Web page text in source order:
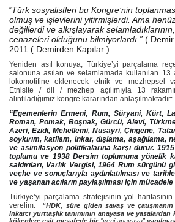
“Türk sosyalistleri bu Kongre’nin
olmuş ve işlevlerini yitirmişlerdi. Ama
değillerdi ve alkışlayarak
cenazeleri olduğunu bilmiyorlardı.” ( Demir
2011 ( Demirden Kapılar )
Yeniden asıl konuya, Türkiye’yi parçalama
salonuna asılan ve selamlamada kullanılan 13
lokomotifine eklenecek etnik ve mezhepsel
Etnisite / dil / mezhep açılımıyla 13
alıntıladığımız kongre kararından anlaşılmaktadır:
“Egemenlerin Ermeni, Rum, Süryani, Kürt,
Roman, Pomak, Boşnak, Gürcü, Alevi,
Azeri, Ezidi, Mehellemi, Nusayri, Çingene,
soykırım, katliam, inkar, dışlama, aşağılama,
ve asimilasyon politikalarına karşı durur.
toplumu ve 1938 Dersim toplumuna yönelik
saldırıları, Varlık Vergisi, 1964 Rum sürgünü
veçhe ve sonuçlarıyla aydınlatılması ve
ve yaşanan acıların paylaşılması için mücadele
Türkiye’yi parçalama stratejisinin yol haritasının
verelim:
“HDK, süre giden savaş ve
inkarcı yurttaşlık tanımının anayasa ve